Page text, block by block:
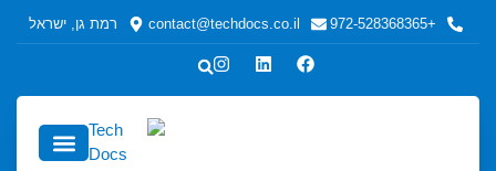
+972-528368365
contact@techdocs.co.il רמת גן, ישראל